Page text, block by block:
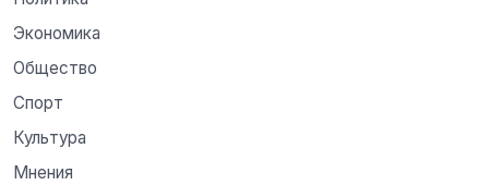
Экономика
Общество
Спорт
Культура
Мнения